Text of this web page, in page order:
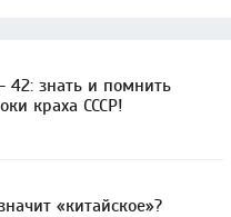
42: знать и помнить
краха СССР!
«китайское»?